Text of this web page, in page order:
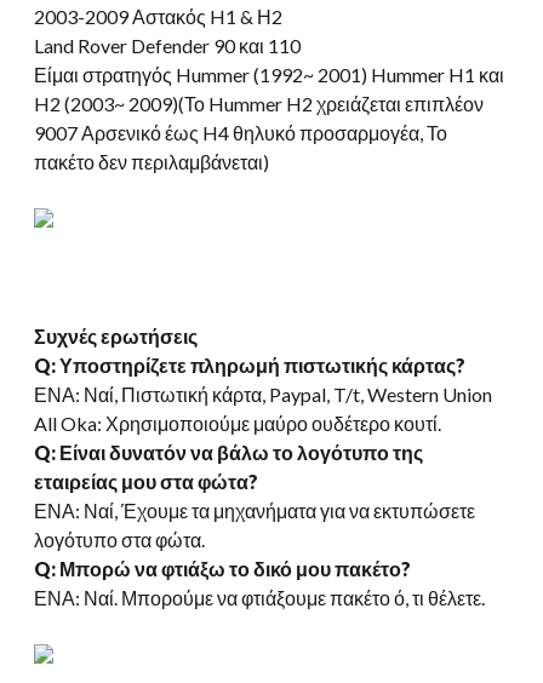
2003-2009 Αστακός H1 & Η2
Land Rover Defender 90 και 110
Είμαι στρατηγός Hummer (1992~ 2001) Hummer H1 και
H2 (2003~ 2009)(Το Hummer H2 χρειάζεται επιπλέον
9007 Αρσενικό έως H4 θηλυκό προσαρμογέα, Το
πακέτο δεν περιλαμβάνεται)
Συχνές ερωτήσεις
Q: Υποστηρίζετε πληρωμή πιστωτικής κάρτας?
ΕΝΑ: Ναί, Πιστωτική κάρτα, Paypal, T/t, Western Union
All Oka: Χρησιμοποιούμε μαύρο ουδέτερο κουτί.
Q: Είναι δυνατόν να βάλω το λογότυπο της
εταιρείας μου στα φώτα?
ΕΝΑ: Ναί, Έχουμε τα μηχανήματα για να εκτυπώσετε
λογότυπο στα φώτα.
Q: Μπορώ να φτιάξω το δικό μου πακέτο?
ΕΝΑ: Ναί. Μπορούμε να φτιάξουμε πακέτο ό, τι θέλετε.